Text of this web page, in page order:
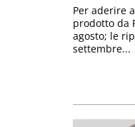
Per aderire
prodotto da
agosto; le
settembre...